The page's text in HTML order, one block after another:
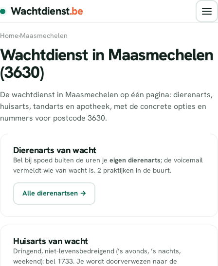
Wachtdienst.be
Home›Maasmechelen
Wachtdienst in Maasmechelen
(3630)
De wachtdienst in Maasmechelen op één pagina: dierenarts,
huisarts, tandarts en apotheek, met de concrete opties en
nummers voor postcode 3630.
Dierenarts van wacht
Bel bij spoed buiten de uren je eigen dierenarts; de voicemail
vermeldt wie van wacht is. 2 praktijken in de buurt.
Alle dierenartsen →
Huisarts van wacht
Dringend, niet-levensbedreigend (’s avonds, ’s nachts,
weekend): bel 1733. Je wordt doorverwezen naar de